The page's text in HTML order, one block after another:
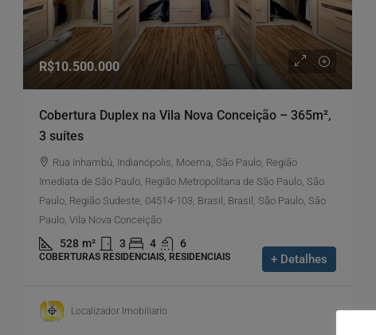
R$10.500.000
Cobertura Duplex na Vila Nova Conceição – 365m²,
3 suítes
Rua Inhambú, Indianópolis, Moema, São Paulo, Região
Imediata de São Paulo, Região Metropolitana de São Paulo, São
Paulo, Região Sudeste, 04514-103, Brasil, Brasil, São Paulo, São
Paulo, Vila Nova Conceição
528 m² 3 4 6
COBERTURAS RESIDENCIAIS, RESIDENCIAIS + Detalhes
Localizador Imobiliario